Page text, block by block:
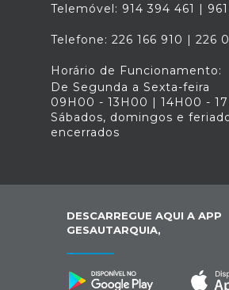
Telemóvel: 914 394 461 | 961
Telefone: 226 166 910 | 226
Horário de Funcionamento:
De Segunda a Sexta-feira
09H00 - 13H00 | 14H00 -
Sábados, domingos e
encerrados
DESCARREGUE AQUI A APP
GESAUTARQUIA,